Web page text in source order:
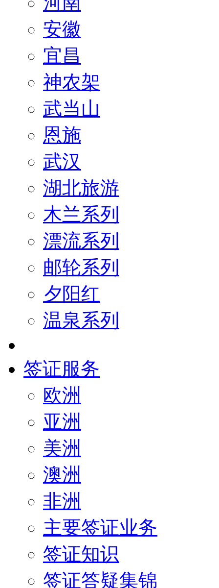
安徽
宜昌
神农架
武当山
恩施
武汉
湖北旅游
木兰系列
漂流系列
邮轮系列
夕阳红
温泉系列
签证服务
欧洲
亚洲
美洲
澳洲
非洲
主要签证业务
签证知识
签证答疑集锦